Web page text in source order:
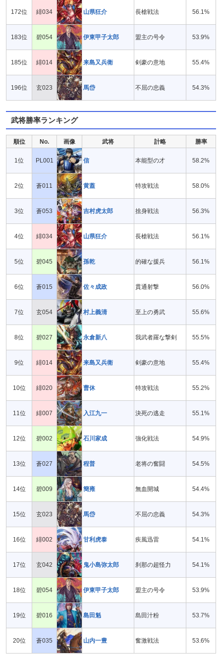
172位 緋034 山県狂介 長槍戦法 56.1%
183位 碧054 伊東甲子太郎 盟主の号令 53.9%
185位 緋014 来島又兵衛 剣豪の意地 55.4%
196位 玄023 馬岱 不屈の忠義 54.3%
武将勝率ランキング
順位 No. 画像 武将 計略 勝率
1位 PL001 信 本能型の才 58.2%
2位 蒼011 黄蓋 特攻戦法 58.0%
3位 蒼053 吉村虎太郎 捨身戦法 56.3%
4位 緋034 山県狂介 長槍戦法 56.1%
5位 碧045 孫乾 的確な援兵 56.1%
6位 蒼015 佐々成政 貫通射撃 56.0%
7位 玄054 村上義清 至上の勇武 55.6%
8位 碧027 永倉新八 我武者羅な撃剣 55.5%
9位 緋014 来島又兵衛 剣豪の意地 55.4%
10位 緋020 曹休 特攻戦法 55.2%
11位 緋007 入江九一 決死の逃走 55.1%
12位 碧002 石川家成 強化戦法 54.9%
13位 蒼027 程普 老将の奮闘 54.5%
14位 碧009 簡雍 無血開城 54.4%
15位 玄023 馬岱 不屈の忠義 54.3%
16位 緋002 甘利虎泰 疾風迅雷 54.1%
17位 玄042 鬼小島弥太郎 刹那の超怪力 54.1%
18位 碧054 伊東甲子太郎 盟主の号令 53.9%
19位 碧016 島田魁 島田汁粉 53.7%
20位 蒼035 山内一豊 奮激戦法 53.6%